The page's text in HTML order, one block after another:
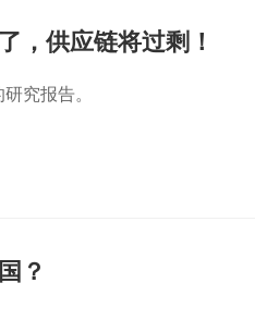
，供应链将过剩！
究报告。
？